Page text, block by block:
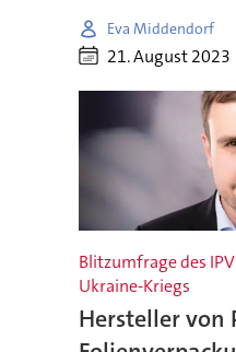
Eva Middendorf
21. August 2023
Blitzumfrage des
Ukraine-Kriegs
Hersteller von